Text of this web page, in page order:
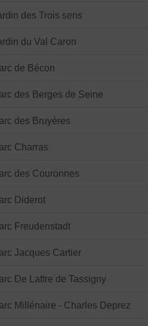
des Trois sens
du Val Caron
de Bécon
des Berges de Seine
des Bruyères
Charras
des Couronnes
Diderot
Freudenstadt
Jacques Cartier
De Lattre de Tassigny
Millénaire - Charles Deprez